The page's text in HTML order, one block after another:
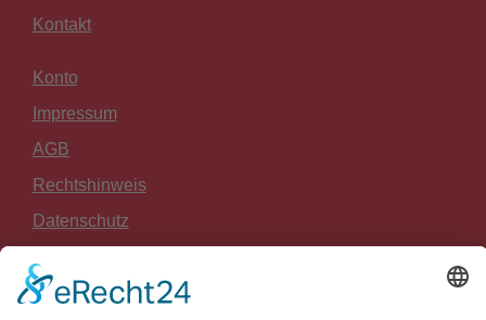
Kontakt
Konto
Impressum
AGB
Rechtshinweis
Datenschutz
Zahlung und Versand